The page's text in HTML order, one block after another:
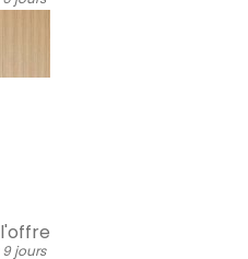
9 jours